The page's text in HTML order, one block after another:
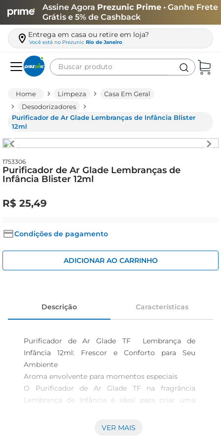
Assine Agora Prezunic Prime • Ganhe Frete
Grátis e 5% de Cashback
Entrega em casa ou retire em loja?
Você está no Prezunic Rio de Janeiro
Buscar produto
Limpeza
Casa Em Geral
Desodorizadores
Purificador de Ar Glade Lembranças de Infância Blister
12ml
1753306
Purificador de Ar Glade Lembranças de
Infância Blister 12ml
R$ 25,49
Condições de pagamento
ADICIONAR AO CARRINHO
Descrição Características
Purificador de Ar Glade TF  Lembrança de
Infância 12ml: Frescor e Conforto para Seu
Ambiente
Aroma envolvente para momentos especiais
O Purificador de Ar Glade TF na fragrância
Lembrança de Infância é ideal para criar uma
Com 12ml de essência, este produto é perfeito
VER MAIS
leite
azeite
arroz
papel higiênico